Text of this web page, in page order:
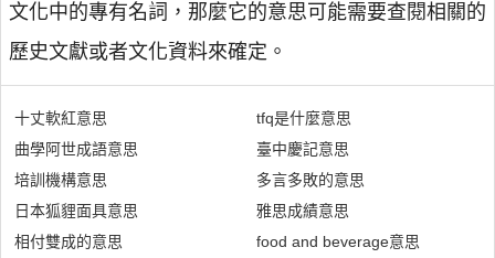
文化中的專有名詞，那麼它的意思可能需要查閱相關的
歷史文獻或者文化資料來確定。
十丈軟紅意思
曲學阿世成語意思
培訓機構意思
日本狐貍面具意思
相付雙成的意思
tfq是什麼意思
臺中慶記意思
多言多敗的意思
雅思成績意思
food and beverage意思